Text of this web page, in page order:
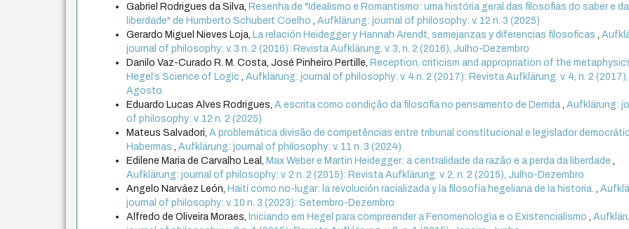
Gabriel Rodrigues da Silva, Resenha de "Idealismo e Romantismo: uma história geral das filosofias do saber e da
liberdade" de Humberto Schubert Coelho,Aufklärung: journal of philosophy: v. 12 n. 3 (2025)
Gerardo Miguel Nieves Loja, La relación Heidegger y Hannah Arendt, semejanzas y diferencias filosoficas,
journal of philosophy: v. 3 n. 2 (2016): Revista Aufklärung. v. 3, n. 2 (2016), Julho-Dezembro
Danilo Vaz-Curado R. M. Costa, José Pinheiro Pertille, Reception, criticism and appropriation of the
Hegel’s Science of Logic,Aufklärung: journal of philosophy: v. 4 n. 2 (2017): Revista Aufklärung. v. 4, n. 2
Agosto
Eduardo Lucas Alves Rodrigues,A escrita como condição da filosofia no pensamento de Derrida,Aufklärung:
of philosophy: v. 12 n. 2 (2025)
Mateus Salvadori,A problemática divisão de competências entre tribunal constitucional e legislador
Habermas,Aufklärung: journal of philosophy: v. 11 n. 3 (2024)
Edilene Maria de Carvalho Leal, Max Weber e Martin Heidegger: a centralidade da razão e a perda da liberdade,
Aufklärung: journal of philosophy: v. 2 n. 2 (2015): Revista Aufklärung. v. 2, n. 2 (2015), Julho-Dezembro
Angelo Narváez León, Haití como no-lugar: la revolución racializada y la filosofía hegeliana de la historia.,
journal of philosophy: v. 10 n. 3 (2023): Setembro-Dezembro
Alfredo de Oliveira Moraes, Iniciando em Hegel para compreender a Fenomenologia e o Existencialismo,